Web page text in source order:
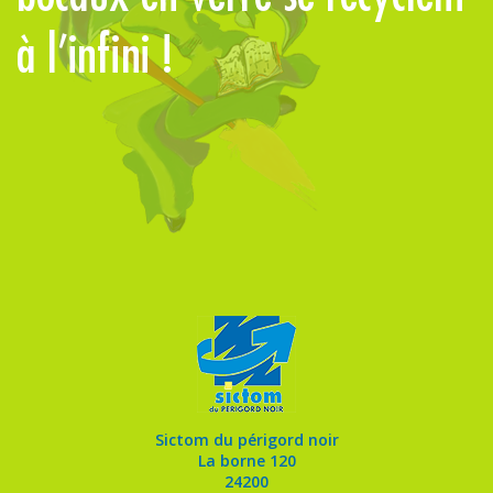
à l’infini !
Sictom du périgord noir
La borne 120
24200